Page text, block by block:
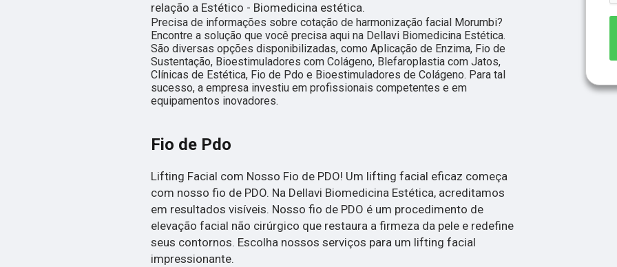
relação a Estético - Biomedicina estética.
Precisa de informações sobre cotação de harmonização facial Morumbi?
Encontre a solução que você precisa aqui na Dellavi Biomedicina Estética.
São diversas opções disponibilizadas, como Aplicação de Enzima, Fio de
Sustentação, Bioestimuladores com Colágeno, Blefaroplastia com Jatos,
Clínicas de Estética, Fio de Pdo e Bioestimuladores de Colágeno. Para tal
sucesso, a empresa investiu em profissionais competentes e em
equipamentos inovadores.
Fio de Pdo
Lifting Facial com Nosso Fio de PDO! Um lifting facial eficaz começa
com nosso fio de PDO. Na Dellavi Biomedicina Estética, acreditamos
em resultados visíveis. Nosso fio de PDO é um procedimento de
elevação facial não cirúrgico que restaura a firmeza da pele e redefine
seus contornos. Escolha nossos serviços para um lifting facial
impressionante.